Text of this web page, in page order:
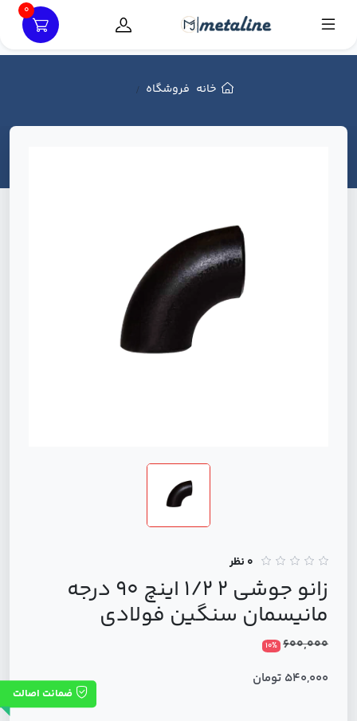
0
خانه فروشگاه
0 نظر
زانو جوشی 2 1/2 اینچ 90 درجه
مانیسمان سنگین فولادی
600,000
10%
540,000 تومان
ضمانت اصالت